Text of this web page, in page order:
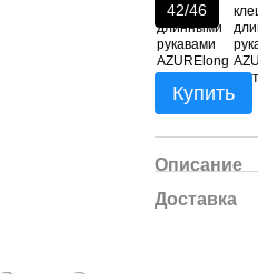
42/46
Купить
Описание
Доставка